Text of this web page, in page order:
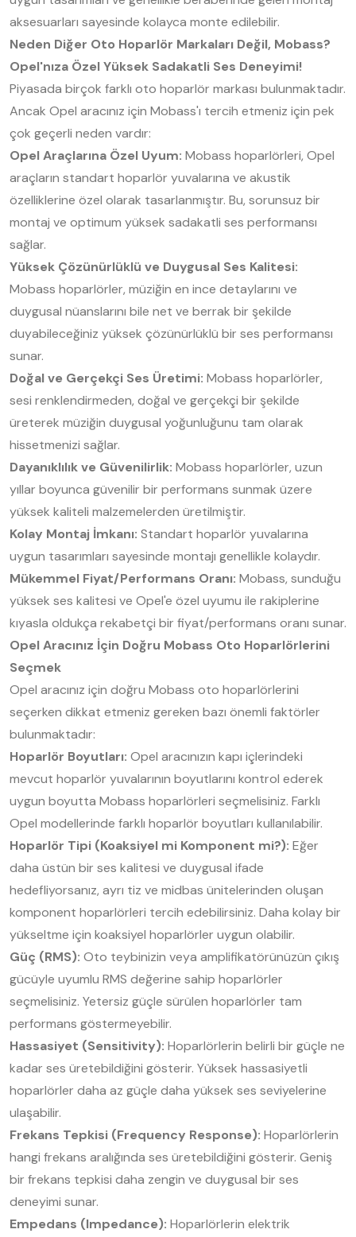
aksesuarları sayesinde kolayca monte edilebilir.
Neden Diğer Oto Hoparlör Markaları Değil, Mobass?
Opel'nıza Özel Yüksek Sadakatli Ses Deneyimi!
Piyasada birçok farklı oto hoparlör markası bulunmaktadır.
Ancak Opel aracınız için Mobass'ı tercih etmeniz için pek
çok geçerli neden vardır:
Opel Araçlarına Özel Uyum: Mobass hoparlörleri, Opel
araçların standart hoparlör yuvalarına ve akustik
özelliklerine özel olarak tasarlanmıştır. Bu, sorunsuz bir
montaj ve optimum yüksek sadakatli ses performansı
sağlar.
Yüksek Çözünürlüklü ve Duygusal Ses Kalitesi:
Mobass hoparlörler, müziğin en ince detaylarını ve
duygusal nüanslarını bile net ve berrak bir şekilde
duyabileceğiniz yüksek çözünürlüklü bir ses performansı
sunar.
Doğal ve Gerçekçi Ses Üretimi: Mobass hoparlörler,
sesi renklendirmeden, doğal ve gerçekçi bir şekilde
üreterek müziğin duygusal yoğunluğunu tam olarak
hissetmenizi sağlar.
Dayanıklılık ve Güvenilirlik: Mobass hoparlörler, uzun
yıllar boyunca güvenilir bir performans sunmak üzere
yüksek kaliteli malzemelerden üretilmiştir.
Kolay Montaj İmkanı: Standart hoparlör yuvalarına
uygun tasarımları sayesinde montajı genellikle kolaydır.
Mükemmel Fiyat/Performans Oranı: Mobass, sunduğu
yüksek ses kalitesi ve Opel'e özel uyumu ile rakiplerine
kıyasla oldukça rekabetçi bir fiyat/performans oranı sunar.
Opel Aracınız İçin Doğru Mobass Oto Hoparlörlerini
Seçmek
Opel aracınız için doğru Mobass oto hoparlörlerini
seçerken dikkat etmeniz gereken bazı önemli faktörler
bulunmaktadır:
Hoparlör Boyutları: Opel aracınızın kapı içlerindeki
mevcut hoparlör yuvalarının boyutlarını kontrol ederek
uygun boyutta Mobass hoparlörleri seçmelisiniz. Farklı
Opel modellerinde farklı hoparlör boyutları kullanılabilir.
Hoparlör Tipi (Koaksiyel mi Komponent mi?): Eğer
daha üstün bir ses kalitesi ve duygusal ifade
hedefliyorsanız, ayrı tiz ve midbas ünitelerinden oluşan
komponent hoparlörleri tercih edebilirsiniz. Daha kolay bir
yükseltme için koaksiyel hoparlörler uygun olabilir.
Güç (RMS): Oto teybinizin veya amplifikatörünüzün çıkış
gücüyle uyumlu RMS değerine sahip hoparlörler
seçmelisiniz. Yetersiz güçle sürülen hoparlörler tam
performans göstermeyebilir.
Hassasiyet (Sensitivity): Hoparlörlerin belirli bir güçle ne
kadar ses üretebildiğini gösterir. Yüksek hassasiyetli
hoparlörler daha az güçle daha yüksek ses seviyelerine
ulaşabilir.
Frekans Tepkisi (Frequency Response): Hoparlörlerin
hangi frekans aralığında ses üretebildiğini gösterir. Geniş
bir frekans tepkisi daha zengin ve duygusal bir ses
deneyimi sunar.
Empedans (Impedance): Hoparlörlerin elektrik